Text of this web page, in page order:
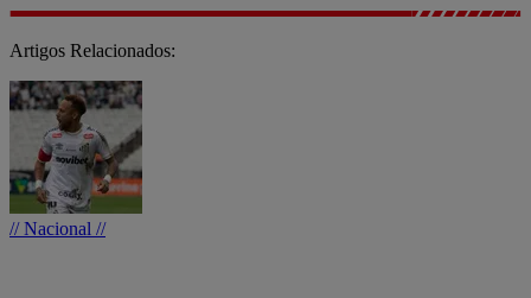
Artigos Relacionados:
// Nacional //